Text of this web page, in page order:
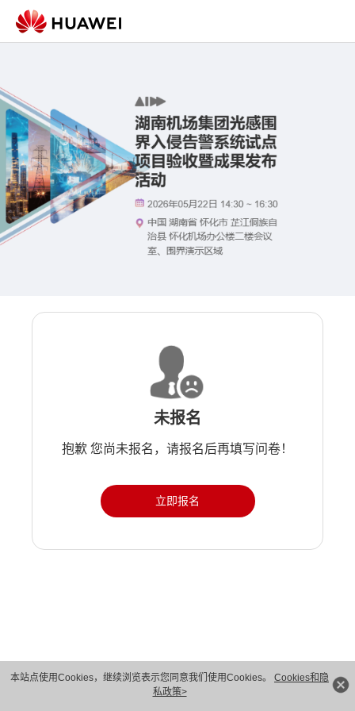
本站点使用Cookies，继续浏览表示您同意我们使用Cookies。 Cookies和隐
私政策>
未报名
抱歉 您尚未报名，请报名后再填写问卷！
立即报名
版权所有 © 华为技术有限公司 1998-2026。 保留一切权利。粤A2-20044005号
隐私保护
法律声明